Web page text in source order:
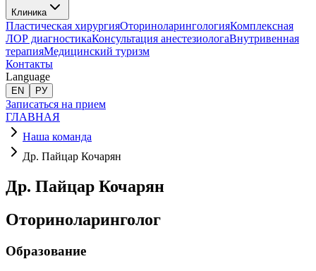
Клиника
Пластическая хирургияОториноларингологияКомплексная
ЛОР диагностикаКонсультация анестезиологаВнутривенная
терапияМедицинский туризм
Контакты
Language
EN РУ
Записаться на прием
ГЛАВНАЯ
Наша команда
Др. Пайцар Кочарян
Др. Пайцар Кочарян
Оториноларинголог
Образование